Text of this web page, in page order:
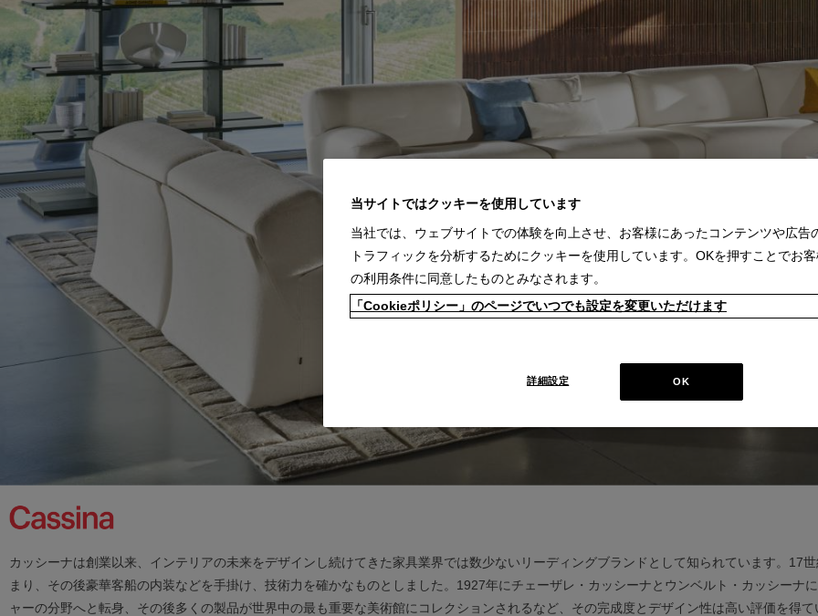
カッシーナは創業以来、インテリアの未来をデザインし続けてきた家具業界では数少ないリーディングブランドとして知られています。17
まり、その後豪華客船の内装などを手掛け、技術力を確かなものとしました。1927年にチェーザレ・カッシーナとウンベルト・カッシーナ
ャーの分野へと転身、その後多くの製品が世界中の最も重要な美術館にコレクションされるなど、その完成度とデザイン性は高い評価を得
当サイトではクッキーを使用しています
当社では、ウェブサイトでの体験を向上させ、お客様にあったコンテンツや広告
トラフィックを分析するためにクッキーを使用しています。OKを押すことでお
の利用条件に同意したものとみなされます。
「Cookieポリシー」のページでいつでも設定を変更いただけます
OK
詳細設定